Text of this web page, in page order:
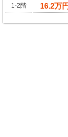
1-2階
16.2万円